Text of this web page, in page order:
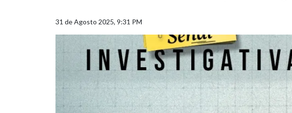
31 de Agosto 2025, 9:31 PM